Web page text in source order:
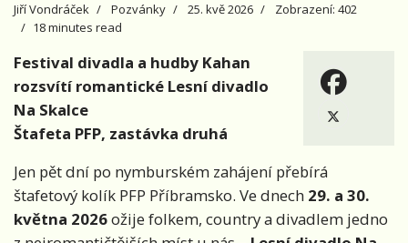
Jiří Vondráček Pozvánky 25. kvě 2026
Zobrazení: 402
18 minutes read
Festival divadla a hudby Kahan
rozsvítí romantické Lesní divadlo
Na Skalce
Štafeta PFP, zastávka druhá
Jen pět dní po nymburském zahájení přebírá
štafetový kolík PFP Příbramsko. Ve dnech 29. a 30.
května 2026ožije folkem, country a divadlem jedno